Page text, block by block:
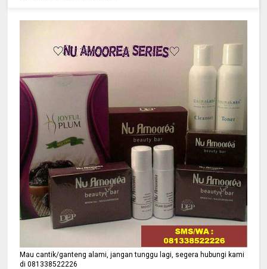
Mau cantik/ganteng alami, jangan tunggu lagi, segera hubungi kami
di 081338522226